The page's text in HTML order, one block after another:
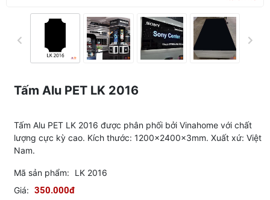
Tấm Alu PET LK 2016
Tấm Alu PET LK 2016 được phân phối bởi Vinahome với chất
lượng cực kỳ cao. Kích thước: 1200x2400x3mm. Xuất xứ: Việt
Nam.
Mã sản phẩm:
LK 2016
Giá: 350.000đ